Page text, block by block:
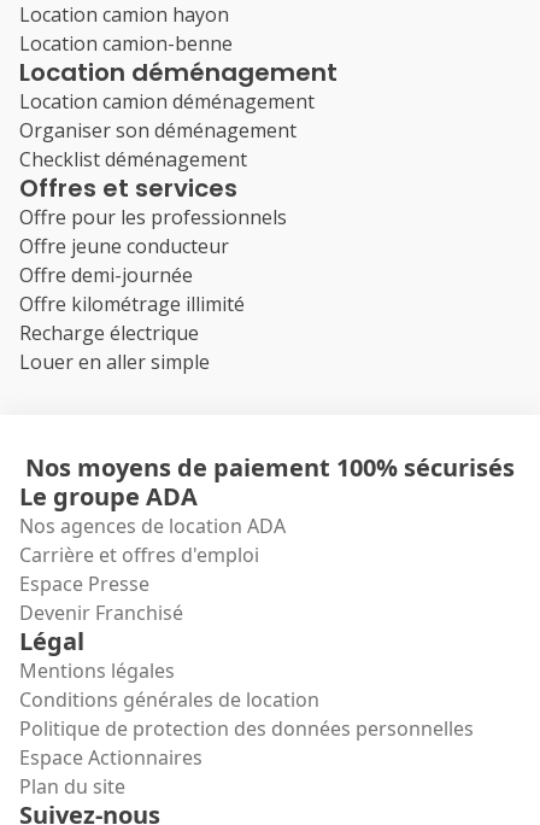
Location camion hayon
Location camion-benne
Location déménagement
Location camion déménagement
Organiser son déménagement
Checklist déménagement
Offres et services
Offre pour les professionnels
Offre jeune conducteur
Offre demi-journée
Offre kilométrage illimité
Recharge électrique
Louer en aller simple
Nos moyens de paiement 100% sécurisés
Le groupe ADA
Nos agences de location ADA
Carrière et offres d'emploi
Espace Presse
Devenir Franchisé
Légal
Mentions légales
Conditions générales de location
Politique de protection des données personnelles
Espace Actionnaires
Plan du site
Suivez-nous